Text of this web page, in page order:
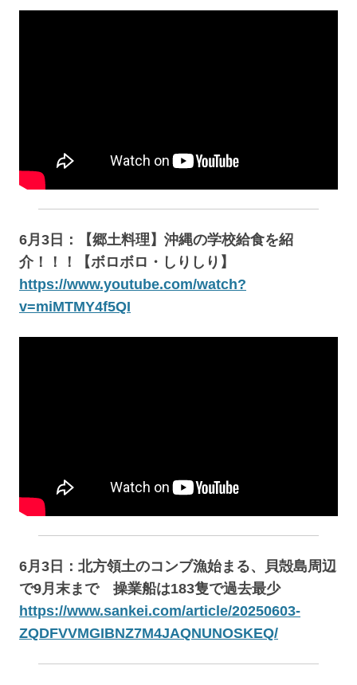
6月3日：【郷土料理】沖縄の学校給食を紹
介！！！【ボロボロ・しりしり】
https://www.youtube.com/watch?
v=miMTMY4f5QI
6月3日：北方領土のコンブ漁始まる、貝殻島周辺
で9月末まで 操業船は183隻で過去最少
https://www.sankei.com/article/20250603-
ZQDFVVMGIBNZ7M4JAQNUNOSKEQ/